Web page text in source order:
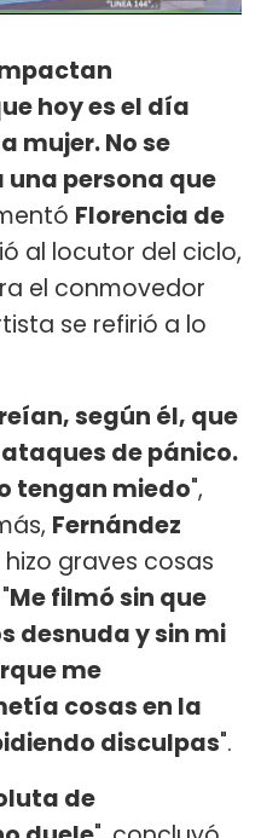
hoy es el día
mujer. No se
una persona que
Florencia de
al locutor del ciclo,
el conmovedor
se refirió a lo
según él, que
de pánico.
tengan miedo",
Fernández
graves cosas
Me filmó sin que
desnuda y sin mi
me
cosas en la
disculpas".
de